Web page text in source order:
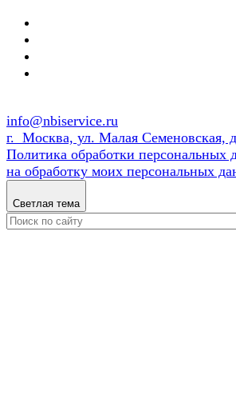
info@nbiservice.ru
г. Москва, ул. Малая Семеновская,
Политика обработки персональных
на обработку моих персональных
Светлая тема